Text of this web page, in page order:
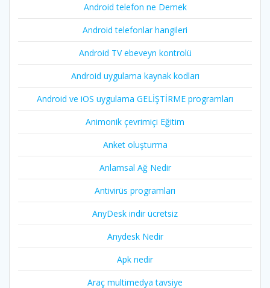
Android telefon ne Demek
Android telefonlar hangileri
Android TV ebeveyn kontrolü
Android uygulama kaynak kodları
Android ve iOS uygulama GELİŞTİRME programları
Animonik çevrimiçi Eğitim
Anket oluşturma
Anlamsal Ağ Nedir
Antivirüs programları
AnyDesk indir ücretsiz
Anydesk Nedir
Apk nedir
Araç multimedya tavsiye